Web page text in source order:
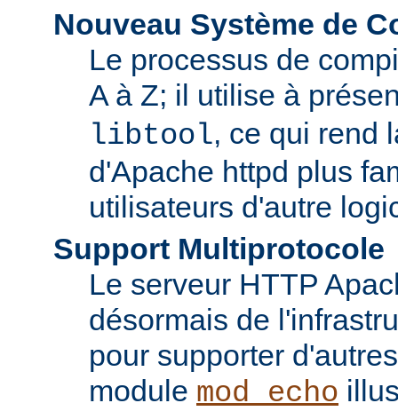
Nouveau Système de
Le processus de
A à Z; il utilise à
libtool, ce qui rend
d'Apache httpd plus
utilisateurs d'autre
Support Multiprotocole
Le serveur HTTP
désormais de
pour supporter
module mod_echo